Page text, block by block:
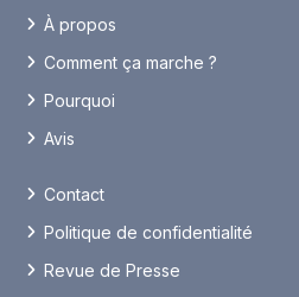
À propos
Comment ça marche ?
Pourquoi
Avis
Contact
Politique de confidentialité
Revue de Presse